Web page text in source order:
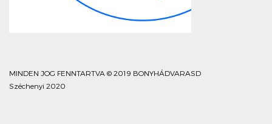
MINDEN JOG FENNTARTVA © 2019 BONYHÁDVARASD
Széchenyi 2020